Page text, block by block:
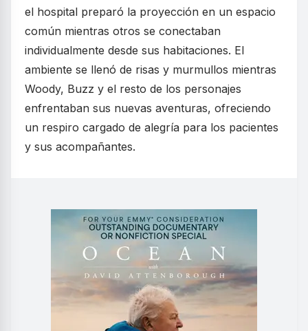
el hospital preparó la proyección en un espacio
común mientras otros se conectaban
individualmente desde sus habitaciones. El
ambiente se llenó de risas y murmullos mientras
Woody, Buzz y el resto de los personajes
enfrentaban sus nuevas aventuras, ofreciendo
un respiro cargado de alegría para los pacientes
y sus acompañantes.